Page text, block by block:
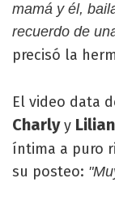
mamá y él,
recuerdo de
precisó la
El video data
Charlyy Lilian
íntima a puro
su posteo: